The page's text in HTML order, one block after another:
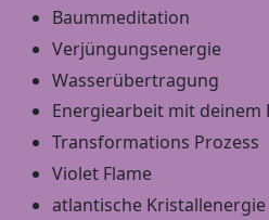
Baummeditation
Verjüngungsenergie
Wasserübertragung
Energiearbeit mit deinem
Transformations Prozess
Violet Flame
atlantische Kristallenergie